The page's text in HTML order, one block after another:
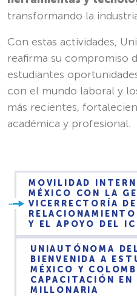
transformando la
Con estas actividades,
reafirma su compromiso
estudiantes
con el mundo laboral y
más recientes,
académica y profesional.
MOVILIDAD
MÉXICO CON LA
VICERRECTORÍA DE
Y EL APOYO DEL
UNIAUTÓNOMA
BIENVENIDA A
MÉXICO Y
CAPACITACIÓN EN
MILLONARIA